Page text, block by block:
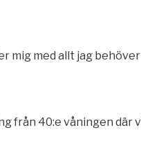
mig med allt jag behöver
från 40:e våningen där